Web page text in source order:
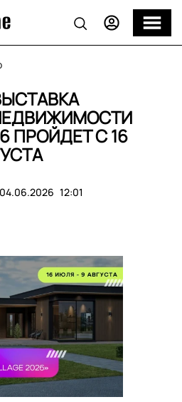
ПРОЙДЕТ С 16
04.06.2026 12:01